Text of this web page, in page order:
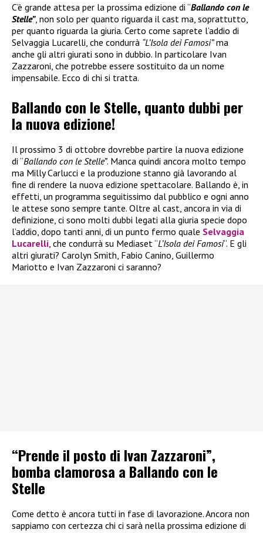
C’è grande attesa per la prossima edizione di “Ballando con le
Stelle”, non solo per quanto riguarda il cast ma, soprattutto,
per quanto riguarda la giuria. Certo come saprete l’addio di
Selvaggia Lucarelli, che condurrà “L’Isola dei Famosi”ma
anche gli altri giurati sono in dubbio. In particolare Ivan
Zazzaroni, che potrebbe essere sostituito da un nome
impensabile. Ecco di chi si tratta.
Ballando con le Stelle, quanto dubbi per
la nuova edizione!
Il prossimo 3 di ottobre dovrebbe partire la nuova edizione
di “Ballando con le Stelle”. Manca quindi ancora molto tempo
ma Milly Carlucci e la produzione stanno già lavorando al
fine di rendere la nuova edizione spettacolare. Ballando è, in
effetti, un programma seguitissimo dal pubblico e ogni anno
le attese sono sempre tante. Oltre al cast, ancora in via di
definizione, ci sono molti dubbi legati alla giuria specie dopo
l’addio, dopo tanti anni, di un punto fermo quale Selvaggia
Lucarelli, che condurrà su Mediaset “L’Isola dei Famosi“. E gli
altri giurati? Carolyn Smith, Fabio Canino, Guillermo
Mariotto e Ivan Zazzaroni ci saranno?
“Prende il posto di Ivan Zazzaroni”,
bomba clamorosa a Ballando con le
Stelle
Come detto è ancora tutti in fase di lavorazione. Ancora non
sappiamo con certezza chi ci sarà nella prossima edizione di